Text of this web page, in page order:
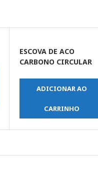
ESCOVA DE ACO
CARBONO CIRCULAR
ADICIONAR AO
CARRINHO